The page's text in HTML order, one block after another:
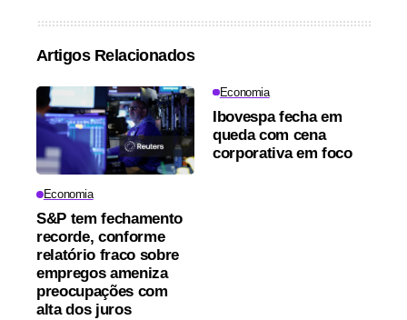
Artigos Relacionados
Economia
S&P tem fechamento
recorde, conforme
relatório fraco sobre
empregos ameniza
preocupações com
alta dos juros
Economia
Ibovespa fecha em
queda com cena
corporativa em foco